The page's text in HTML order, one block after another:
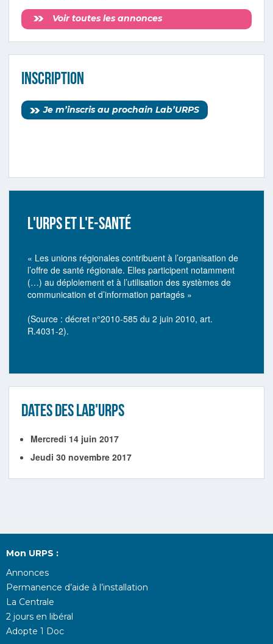
Voir toutes les annonces
INSCRIPTION
Je m’inscris au prochain Lab’URPS
L'URPS ET L'E-SANTÉ
« Les unions régionales contribuent à l’organisation de
l’offre de santé régionale. Elles participent notamment
(…) au déploiement et à l’utilisation des systèmes de
communication et d’information partagés »
(Source : décret n°2010-585 du 2 juin 2010, art.
R.4031-2).
DATES DES LAB'URPS
Mercredi 14 juin 2017
Jeudi 30 novembre 2017
Mon URPS :
Annonces
Permanence d’aide à l’installation
La Centrale
2 jours en libéral
Adopte 1 Doc